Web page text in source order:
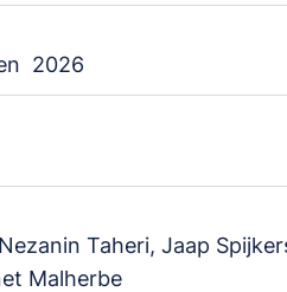
2026
Taheri, Jaap
Malherbe